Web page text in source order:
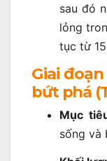
sau đó
lỏng
tục từ
Giai
bứt phá
Mục
sống và